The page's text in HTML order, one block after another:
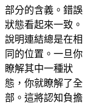
部分的含義。錯誤
狀態看起來一致。
說明連結總是在相
同的位置。一旦你
瞭解其中一種狀
態，你就瞭解了全
部。這將認知負擔